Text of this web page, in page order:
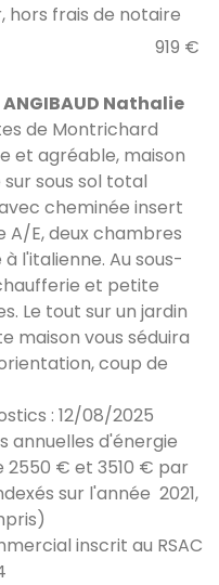
hors frais de notaire
919 €
ANGIBAUD Nathalie
de Montrichard
et agréable, maison
sous sol total
cheminée insert
A/E, deux chambres
l'italienne. Au sous-
et petite
Le tout sur un jardin
maison vous séduira
coup de
: 12/08/2025
annuelles d'énergie
2550 € et 3510 € par
sur l'année 2021,
inscrit au RSAC